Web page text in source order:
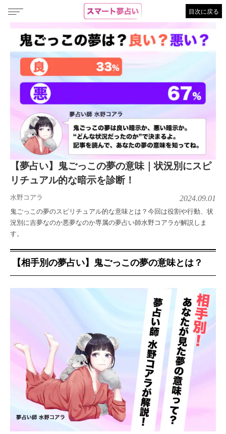
目次に戻る
【夢占い】鬼ごっこの夢の意味｜状況別にスピ
リチュアル的な暗示を診断！
水野コアラ 2024.09.01
鬼ごっこの夢のスピリチュアル的な意味とは？今回は役割や行動、状
況別に吉夢なのか悪夢なのか専属の夢占い師水野コアラが解説しま
す。
【相手別の夢占い】鬼ごっこの夢の意味とは？